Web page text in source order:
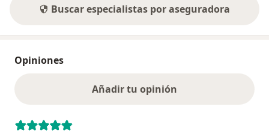
Buscar especialistas por aseguradora
Opiniones
Añadir tu opinión